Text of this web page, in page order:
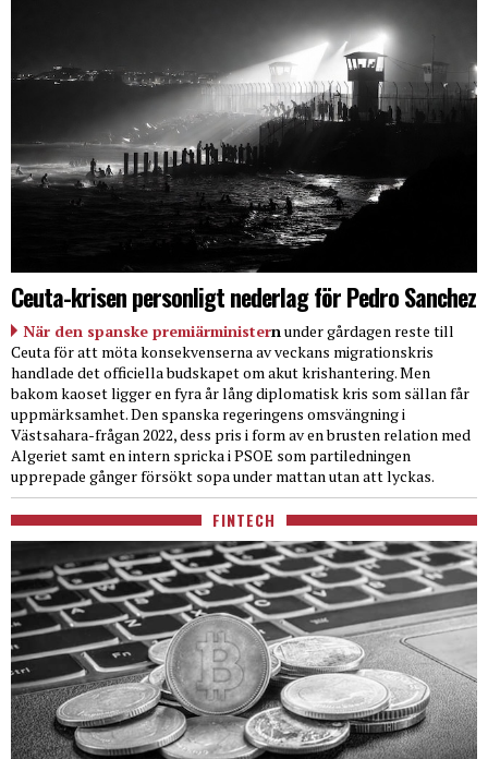
Ceuta-krisen personligt nederlag för Pedro Sanchez
När den spanske premiärministern under gårdagen reste till
Ceuta för att möta konsekvenserna av veckans migrationskris
handlade det officiella budskapet om akut krishantering. Men
bakom kaoset ligger en fyra år lång diplomatisk kris som sällan får
uppmärksamhet. Den spanska regeringens omsvängning i
Västsahara-frågan 2022, dess pris i form av en brusten relation med
Algeriet samt en intern spricka i PSOE som partiledningen
upprepade gånger försökt sopa under mattan utan att lyckas.
FINTECH